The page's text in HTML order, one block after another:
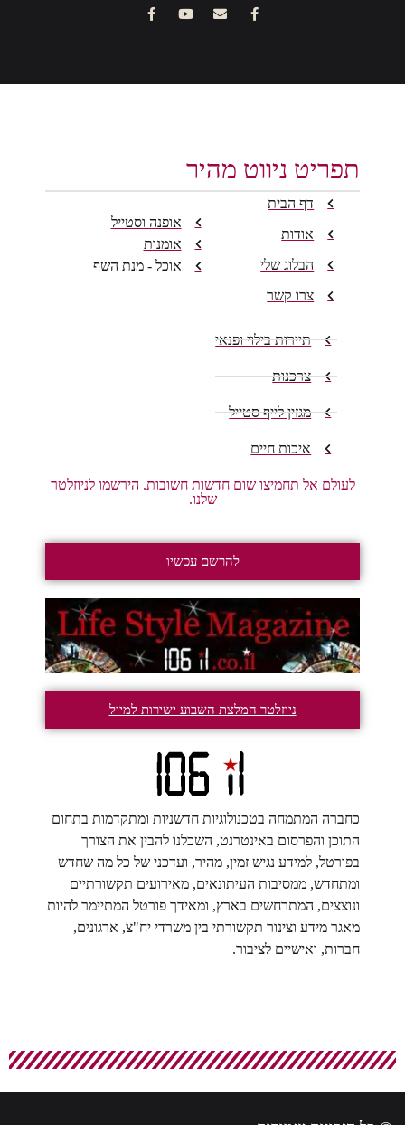
תפריט ניווט מהיר
דף הבית
אודות
הבלוג שלי
צרו קשר
אופנה וסטייל
אומנות
אוכל - מנת השף
תיירות בילוי ופנאי
צרכנות
מגזין לייף סטייל
איכות חיים
לעולם אל תחמיצו שום חדשות חשובות. הירשמו לניוזלטר
שלנו.
להרשם עכשיו
ניוזלטר המלצת השבוע ישירות למייל
כחברה המתמחה בטכנולוגיות חדשניות ומתקדמות בתחום
התוכן והפרסום באינטרנט, השכלנו להבין את הצורך
בפורטל, למידע נגיש זמין, מהיר, ועדכני של כל מה שחדש
ומתחדש, ממסיבות העיתונאים, מאירועים תקשורתיים
ונוצצים, המתרחשים בארץ, ומאידך פורטל המתיימר להיות
מאגר מידע וצינור תקשורתי בין משרדי יח"צ, ארגונים,
חברות, ואישיים לציבור.